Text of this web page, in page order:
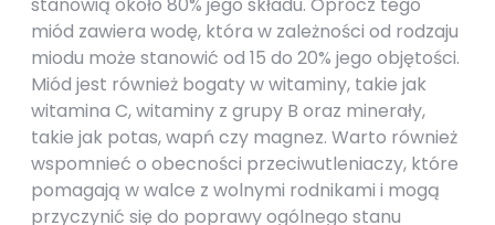
miód zawiera wodę, która w zależności od rodzaju
miodu może stanowić od 15 do 20% jego objętości.
Miód jest również bogaty w witaminy, takie jak
witamina C, witaminy z grupy B oraz minerały,
takie jak potas, wapń czy magnez. Warto również
wspomnieć o obecności przeciwutleniaczy, które
pomagają w walce z wolnymi rodnikami i mogą
przyczynić się do poprawy ogólnego stanu